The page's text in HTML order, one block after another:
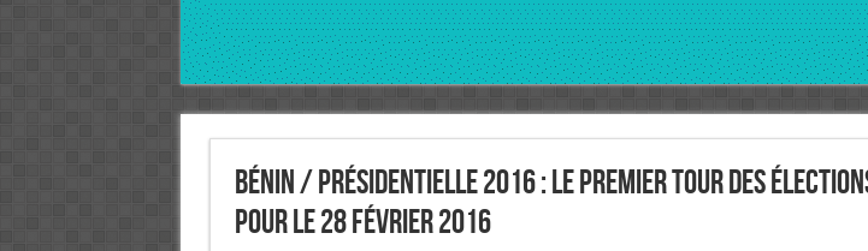
Bénin / Présidentielle 2016 : Le premier tour des
pour le 28 Février 2016